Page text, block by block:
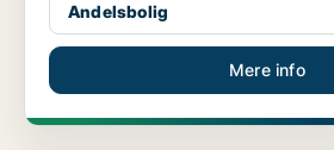
Andelsbolig
Mere info